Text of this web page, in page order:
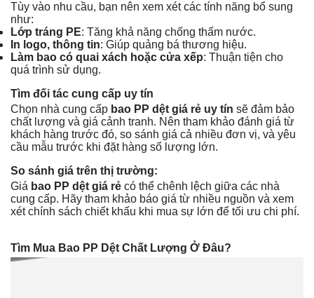
Tùy vào nhu cầu, bạn nên xem xét các tính năng bổ sung
như:
Lớp tráng PE: Tăng khả năng chống thấm nước.
In logo, thông tin: Giúp quảng bá thương hiệu.
Làm bao có quai xách hoặc cửa xếp: Thuận tiện cho
quá trình sử dụng.
Tìm đối tác cung cấp uy tín
Chọn nhà cung cấp bao PP dệt giá rẻ uy tín sẽ đảm bảo
chất lượng và giá cảnh tranh. Nên tham khảo đánh giá từ
khách hàng trước đó, so sánh giá cả nhiều đơn vị, và yêu
cầu mẫu trước khi đặt hàng số lượng lớn.
So sánh giá trên thị trường:
Giá bao PP dệt giá rẻ có thể chênh lệch giữa các nhà
cung cấp. Hãy tham khảo báo giá từ nhiều nguồn và xem
xét chính sách chiết khấu khi mua sự lớn để tối ưu chi phí.
Tìm Mua Bao PP Dệt Chất Lượng Ở Đâu?